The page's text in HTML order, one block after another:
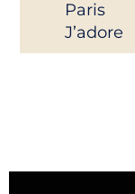
Paris
J’adore